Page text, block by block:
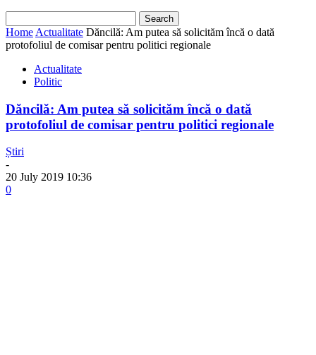
Home Actualitate Dăncilă: Am putea să solicităm încă o dată
protofoliul de comisar pentru politici regionale
Actualitate
Politic
Dăncilă: Am putea să solicităm încă o dată
protofoliul de comisar pentru politici regionale
Știri
-
20 July 2019 10:36
0